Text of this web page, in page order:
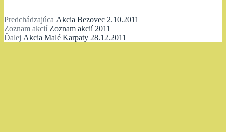
Navigácia
v
Predchádzajúca Predchádzajúci
článok:
Akcia Bezovec 2.10.2011
Zoznam akcií Zoznam
akcií:
Zoznam akcií 2011
Ďalej Ďalší
Akcia Malé Karpaty 28.12.2011